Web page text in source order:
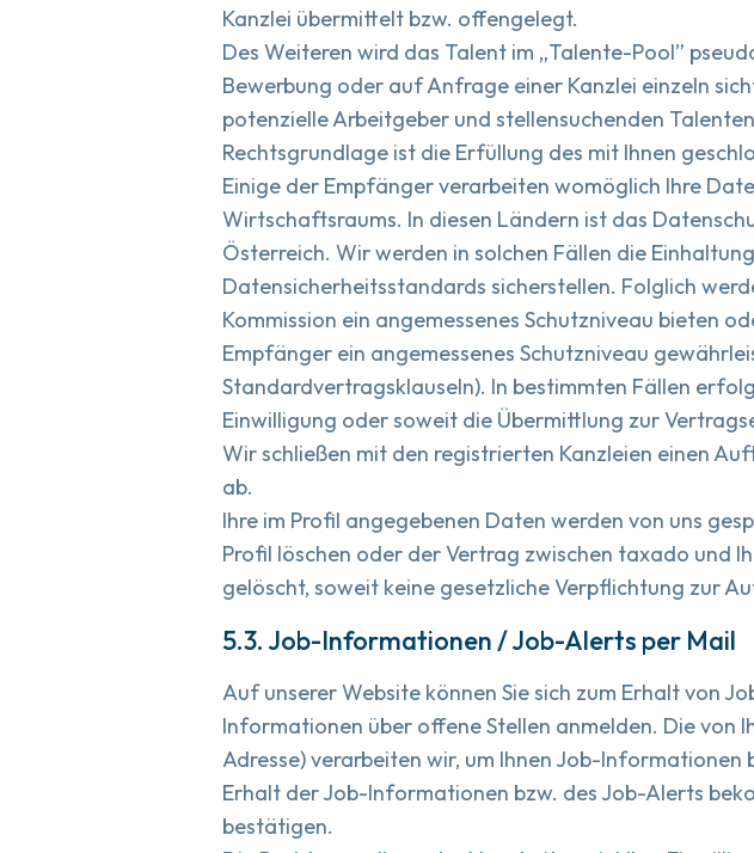
Kanzlei übermittelt bzw. offengelegt.
Des Weiteren wird das Talent im „Talente-Pool”
Bewerbung oder auf Anfrage einer Kanzlei einzeln
potenzielle Arbeitgeber und stellensuchenden
Rechtsgrundlage ist die Erfüllung des mit Ihnen
Einige der Empfänger verarbeiten womöglich Ihre
Wirtschaftsraums. In diesen Ländern ist das
Österreich. Wir werden in solchen Fällen die
Datensicherheitsstandards sicherstellen. Folglich
Kommission ein angemessenes Schutzniveau bieten
Empfänger ein angemessenes Schutzniveau
Standardvertragsklauseln). In bestimmten Fällen
Einwilligung oder soweit die Übermittlung zur
Wir schließen mit den registrierten Kanzleien einen
ab.
Ihre im Profil angegebenen Daten werden von uns
Profil löschen oder der Vertrag zwischen taxado und
gelöscht, soweit keine gesetzliche Verpflichtung zur
5.3. Job-Informationen / Job-Alerts per Mail
Auf unserer Website können Sie sich zum Erhalt von
Informationen über offene Stellen anmelden. Die von
Adresse) verarbeiten wir, um Ihnen Job-
Erhalt der Job-Informationen bzw. des Job-Alerts
bestätigen.